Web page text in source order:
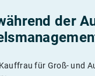
der
für Groß- und